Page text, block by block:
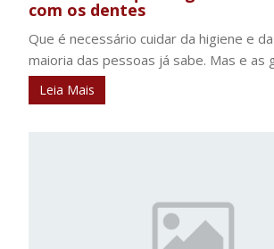
com os dentes
Que é necessário cuidar da higiene e
maioria das pessoas já sabe. Mas e as
Leia Mais